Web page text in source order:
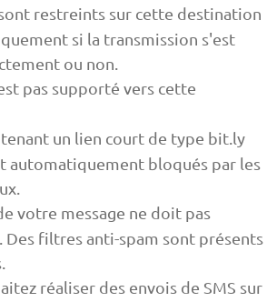
sont restreints sur cette destination
si la transmission s'est
ou non.
pas supporté vers cette
un lien court de type bit.ly
automatiquement bloqués par les
votre message ne doit pas
Des filtres anti-spam sont présents
réaliser des envois de SMS sur